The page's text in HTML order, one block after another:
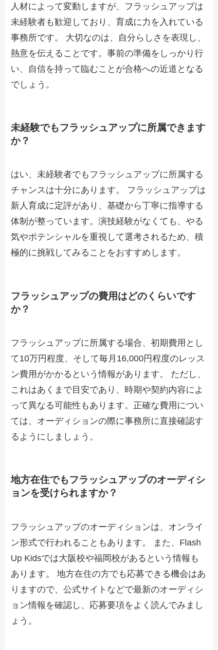
人材によって変動しますが、フラッシュアップは
未経験者も歓迎しており、育成に力を入れている
事務所です。 大切なのは、自分らしさを表現し、
熱意を伝えることです。事前の準備をしっかり行
い、自信を持って臨むことが合格への近道となる
でしょう。
未経験でもフラッシュアップに所属できます
か？
はい、未経験者でもフラッシュアップに所属する
チャンスは十分にあります。 フラッシュアップは
新人育成に定評があり、基礎から丁寧に指導する
体制が整っています。演技経験がなくても、やる
気やポテンシャルを重視して選考されるため、積
極的に挑戦してみることをおすすめします。
フラッシュアップの費用はどのくらいです
か？
フラッシュアップに所属する場合、初期費用とし
て10万円程度、そして毎月16,000円程度のレッス
ン費用がかかるという情報があります。 ただし、
これはあくまで目安であり、時期や契約内容によ
って異なる可能性もあります。正確な費用につい
ては、オーディションの際に事務所に直接確認す
るようにしましょう。
地方在住でもフラッシュアップのオーディシ
ョンを受けられますか？
フラッシュアップのオーディションは、オンライ
ン形式で行われることもあります。 また、Flash
Up Kidsでは大阪校や福岡校があるという情報も
あります。 地方在住の方でも応募できる機会はあ
りますので、公式サイトなどで最新のオーディシ
ョン情報を確認し、応募要項をよく読んでみまし
ょう。